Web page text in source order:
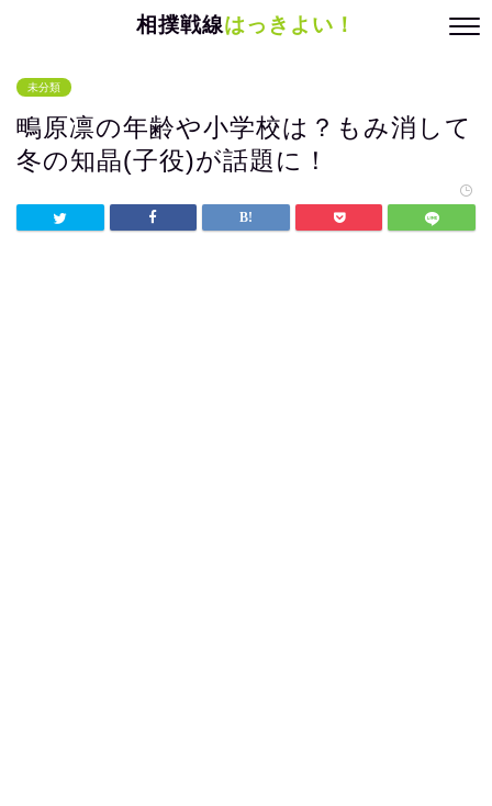
相撲戦線はっきよい！
未分類
鴫原凛の年齢や小学校は？もみ消して
冬の知晶(子役)が話題に！